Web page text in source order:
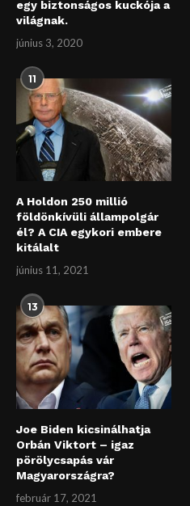
egy biztonságos kuckója a
világnak.
június 3, 2020
11
A Holdon 250 millió
földönkívüli állampolgár
él? A CIA egykori embere
kitálalt
június 11, 2021
13
Joe Biden kicsinálhatja
Orbán Viktort – igaz
pörölycsapás vár
Magyarországra?
február 17, 2021